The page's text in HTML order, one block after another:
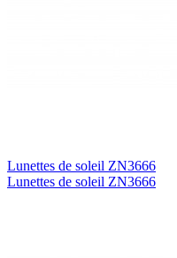
Lunettes de soleil ZN3666
Lunettes de soleil ZN3666